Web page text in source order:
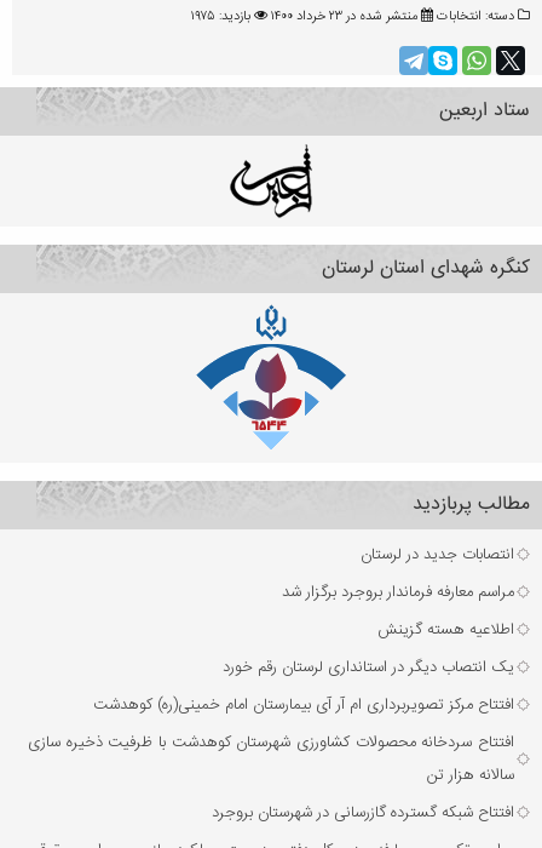
دسته: انتخابات منتشر شده در ۲۳ خرداد ۱۴۰۰ بازدید: ۱۹۷۵
ستاد اربعین
کنگره شهدای استان لرستان
مطالب پربازدید
انتصابات جدید در لرستان
مراسم معارفه فرماندار بروجرد برگزار شد
اطلاعیه هسته گزینش
یک انتصاب دیگر در استانداری لرستان رقم خورد
افتتاح مرکز تصویربرداری ام آر آی بیمارستان امام خمینی(ره) کوهدشت
افتتاح سردخانه محصولات کشاورزی شهرستان کوهدشت با ظرفیت ذخیره‌ سازی
سالانه هزار تن
افتتاح شبکه گسترده گازرسانی در شهرستان بروجرد